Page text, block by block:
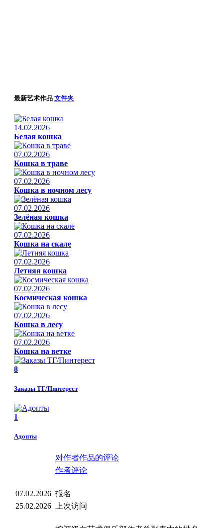
最新艺术作品 文件夹
14.02.2026
Белая кошка
07.02.2026
Кошка в траве
07.02.2026
Кошка в ночном лесу
07.02.2026
Зелёная кошка
07.02.2026
Кошка на скале
07.02.2026
Летняя кошка
07.02.2026
Космическая кошка
07.02.2026
Кошка в лесу
07.02.2026
Кошка на ветке
8
Заказы ТГ/Пинтерест
1
Адопты
对作者作品的评论
作者评论
07.02.2026 报名
25.02.2026
上次访问